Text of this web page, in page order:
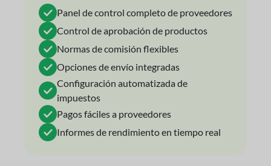
Panel de control completo de proveedores
Control de aprobación de productos
Normas de comisión flexibles
Opciones de envío integradas
Configuración automatizada de
impuestos
Pagos fáciles a proveedores
Informes de rendimiento en tiempo real